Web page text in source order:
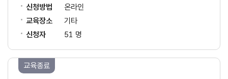
신청방법
온라인
교육장소
기타
신청자
51 명
교육종료